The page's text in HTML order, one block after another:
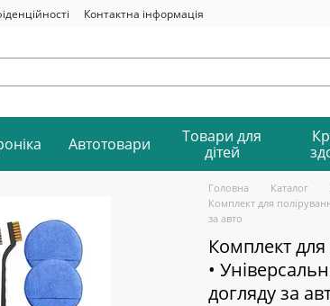
Контактна інформація
Автотовари
Товари для
дітей
Головна Каталог
Комплект для
за авто
Комплект
•
догляду за